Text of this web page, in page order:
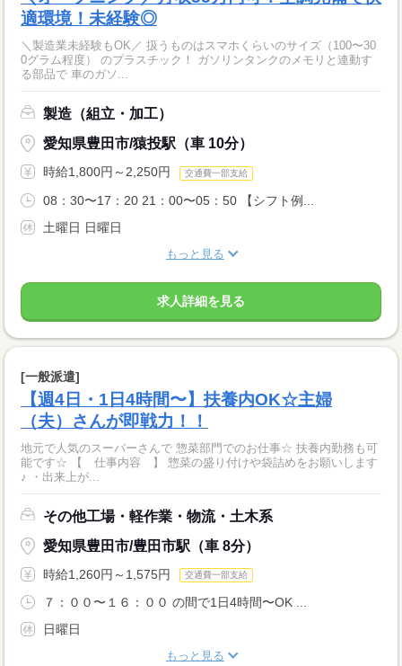
適環境！未経験◎
＼製造業未経験もOK／ 扱うものはスマホくらいのサイズ（100〜30
0グラム程度） のプラスチック！ ガソリンタンクのメモリと連動す
る部品で 車のガソ...
製造（組立・加工）
愛知県豊田市/猿投駅（車 10分）
時給1,800円～2,250円 交通費一部支給
08：30〜17：20 21：00〜05：50 【シフト例...
土曜日 日曜日
もっと見る
求人詳細を見る
[一般派遣]
【週4日・1日4時間〜】扶養内OK☆主婦
（夫）さんが即戦力！！
地元で人気のスーパーさんで 惣菜部門でのお仕事☆ 扶養内勤務も可
能です☆ 【 仕事内容 】 惣菜の盛り付けや袋詰めをお願いします
♪ ・出来上が...
その他工場・軽作業・物流・土木系
愛知県豊田市/豊田市駅（車 8分）
時給1,260円～1,575円 交通費一部支給
７：００〜１６：００ の間で1日4時間〜OK ...
日曜日
もっと見る